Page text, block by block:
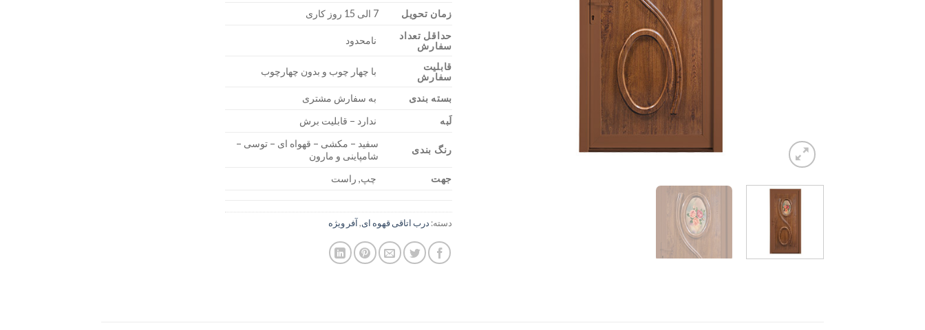
زمان تحویل
7 الی 15 روز کاری
حداقل تعداد
سفارش
نامحدود
قابلیت
سفارش
با چهار چوب و بدون چهارچوب
بسته بندی
به سفارش مشتری
لَبه
ندارد – قابلیت برش
رنگ بندی
سفید – مکشی – قهواه ای – توسی –
شامپاینی و مارون
جهت
چپ, راست
دسته: درب اتاقی قهوه ای,آفر ویژه